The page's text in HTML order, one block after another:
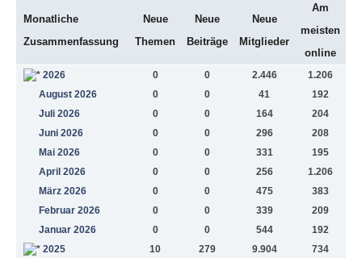
Monatliche
Zusammenfassung
Neue
Themen
Neue
Beiträge
Neue
Mitglieder
Am
meisten
online
2026 0 0 2.446
1.206
August 2026
0 0 41
192
Juli 2026
0 0 164
204
Juni 2026
0 0 296
208
Mai 2026
0 0 331
195
April 2026
0 0 256
1.206
März 2026
0 0 475
383
Februar 2026
0 0 339
209
Januar 2026
0 0 544
192
2025
10 279 9.904
734